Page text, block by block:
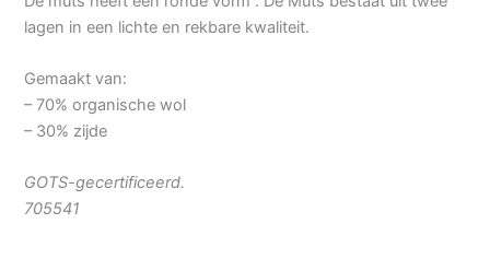
lagen in een lichte en rekbare kwaliteit.
Gemaakt van:
– 70% organische wol
– 30% zijde
GOTS-gecertificeerd.
705541